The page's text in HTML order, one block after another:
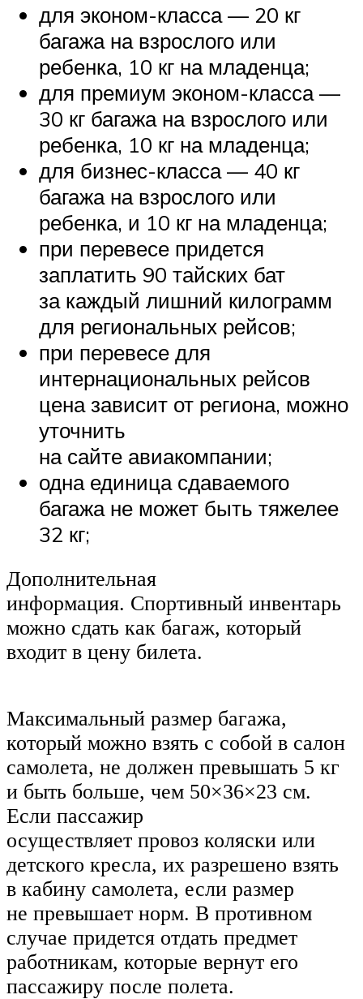
для эконом-класса — 20 кг
багажа на взрослого или
ребенка, 10 кг на младенца;
для премиум эконом-класса —
30 кг багажа на взрослого или
ребенка, 10 кг на младенца;
для бизнес-класса — 40 кг
багажа на взрослого или
ребенка, и 10 кг на младенца;
при перевесе придется
заплатить 90 тайских бат
за каждый лишний килограмм
для региональных рейсов;
при перевесе для
интернациональных рейсов
цена зависит от региона, можно
уточнить
на сайте авиакомпании;
одна единица сдаваемого
багажа не может быть тяжелее
32 кг;
Дополнительная
информация. Спортивный инвентарь
можно сдать как багаж, который
входит в цену билета.
Максимальный размер багажа,
который можно взять с собой в салон
самолета, не должен превышать 5 кг
и быть больше, чем 50×36×23 см.
Если пассажир
осуществляет провоз коляски или
детского кресла, их разрешено взять
в кабину самолета, если размер
не превышает норм. В противном
случае придется отдать предмет
работникам, которые вернут его
пассажиру после полета.